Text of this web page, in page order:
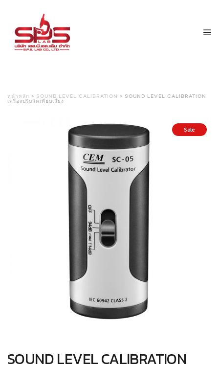
หน้าหลัก > SOUND LEVEL CALIBRATION
> SOUND LEVEL CALIBRATION
เครื่องปรับวัดเทียบเสียง
Sale
SOUND LEVEL CALIBRATION